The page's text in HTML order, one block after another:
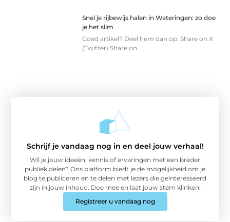
Snel je rijbewijs halen in Wateringen: zo doe
je het slim
Goed artikel? Deel hem dan op: Share on X
(Twitter) Share on
Schrijf je vandaag nog in en deel jouw verhaal!
Wil je jouw ideeën, kennis of ervaringen met een breder
publiek delen? Ons platform biedt je de mogelijkheid om je
blog te publiceren en te delen met lezers die geïnteresseerd
zijn in jouw inhoud. Doe mee en laat jouw stem klinken!
Registreer u vandaag nog